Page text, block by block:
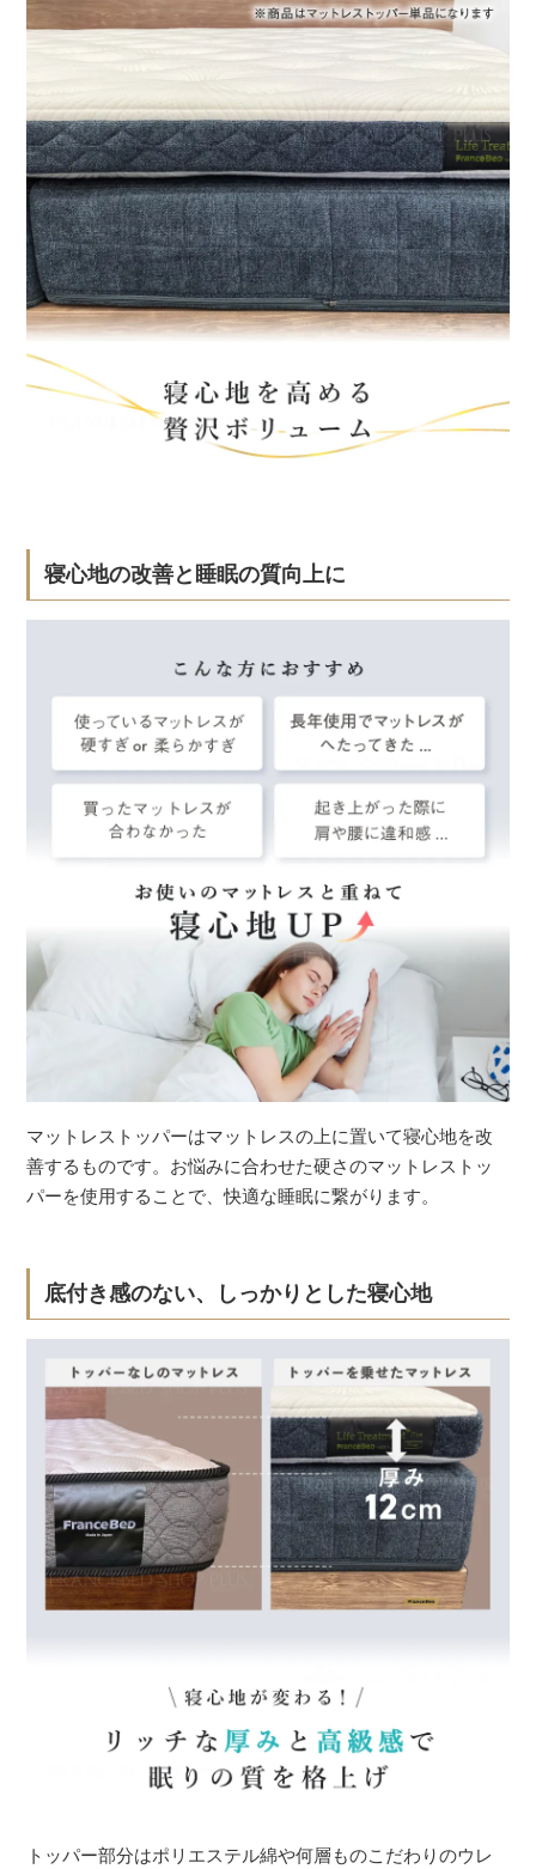
寝心地の改善と睡眠の質向上に
マットレストッパーはマットレスの上に置いて寝心地を改
善するものです。お悩みに合わせた硬さのマットレストッ
パーを使用することで、快適な睡眠に繋がります。
底付き感のない、しっかりとした寝心地
トッパー部分はポリエステル綿や何層ものこだわりのウレ